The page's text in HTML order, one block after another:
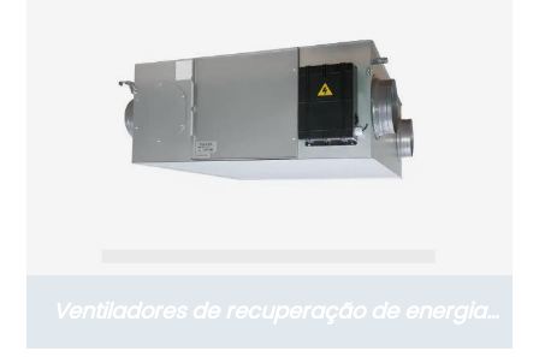
série CFA (250~350~500 m3/h)
Ventiladores de recuperação de energia